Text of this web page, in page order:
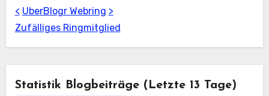
< UberBlogr Webring >
Zufälliges Ringmitglied
Statistik Blogbeiträge (letzte 13 Tage)